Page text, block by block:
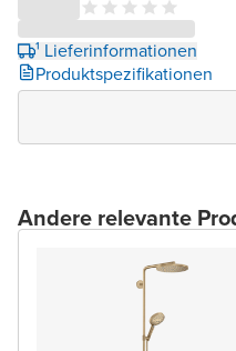
¹ Lieferinformationen
Produktspezifikationen
Andere relevante